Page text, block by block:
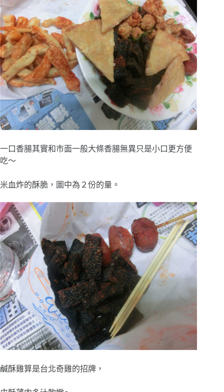
一口香腸其實和市面一般大條香腸無異只是小口更方便
吃～
米血炸的酥脆，圖中為２份的量。
鹹酥雞算是台北奇雞的招牌，